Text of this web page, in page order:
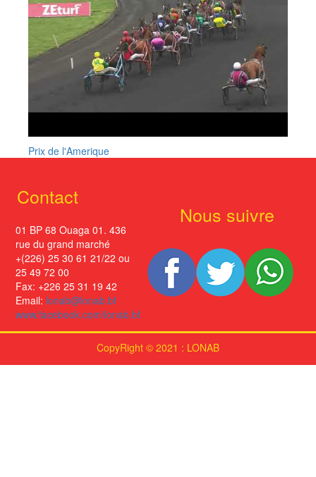
Prix de l'Amerique
Contact
01 BP 68 Ouaga 01. 436
rue du grand marché
+(226) 25 30 61 21/22 ou
25 49 72 00
Fax: +226 25 31 19 42
Email: lonab@lonab.bf
www.facebook.com/lonab.bf
Nous suivre
CopyRight © 2021 : LONAB